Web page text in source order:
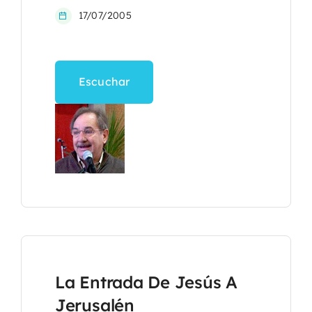
17/07/2005
Escuchar
La Entrada De Jesús A
Jerusalén